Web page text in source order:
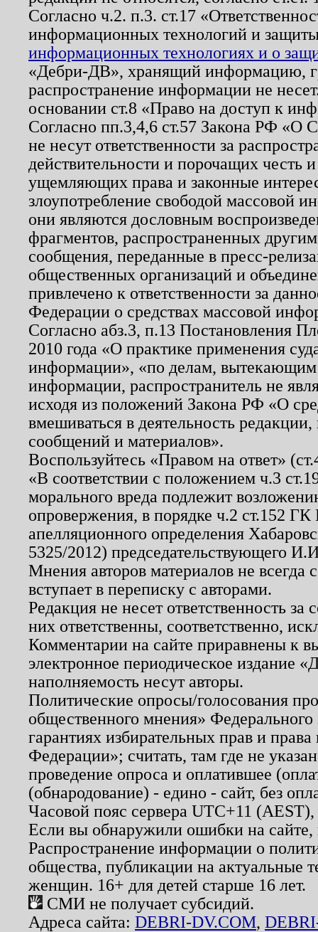
Согласно ч.2. п.3. ст.17
информационных технологий и
информационных технологиях и о
«Дебри-ДВ», хранящий информацию,
распространение информации не
основании ст.8 «Право на доступ к
Согласно пп.3,4,6 ст.57 Закона РФ «О
не несут ответственности за
действительности и порочащих честь
ущемляющих права и законные
злоупотребление свободой массовой
они являются дословным
фрагментов, распространенных
сообщения, переданные в пресс-
общественных организаций и
привлечено к ответственности за
Федерации о средствах массовой
Согласно абз.3, п.13 Постановления
2010 года «О практике применения
информации», «по делам, вытекающим
информации, распространитель не
исходя из положений Закона РФ «О
вмешиваться в деятельность
сообщений и материалов».
Воспользуйтесь «Правом на ответ»
«В соответствии с положением ч.3
морального вреда подлежит
опровержения, в порядке ч.2 ст.152
апелляционного определения
5325/2012) председательствующего
Мнения авторов материалов не
вступает в переписку с авторами.
Редакция не несет ответственность
них ответственны, соответственно,
Комментарии на сайте приравнены к
электронное периодическое издание
наполняемость несут авторы.
Политические опросы/голосования
общественного мнения»
гарантиях избирательных прав и
Федерации»; считать, там где не
проведение опроса и оплатившее
(обнародование) - едино - сайт, без
Часовой пояс сервера UTC+11
Если вы обнаружили ошибки на
Распространение информации о
общества, публикации на актуальные
женщин. 16+ для детей старше 16 лет.
СМИ не получает субсидий.
Адреса сайта: DEBRI-DV.COM,